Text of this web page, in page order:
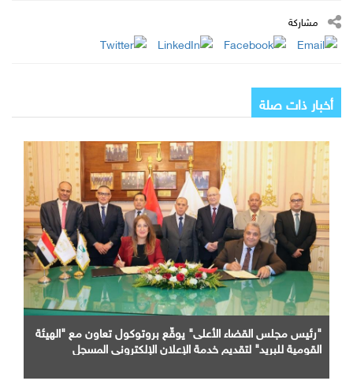
مشاركة
أخبار ذات صلة
"رئيس مجلس القضاء الأعلى" يوقّع بروتوكول تعاون مع "الهيئة
القومية للبريد" لتقديم خدمة الإعلان الإلكتروني المسجل